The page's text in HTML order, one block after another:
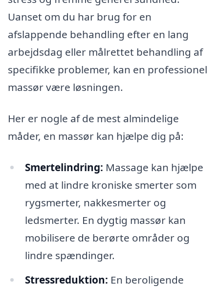
Uanset om du har brug for en
afslappende behandling efter en lang
arbejdsdag eller målrettet behandling af
specifikke problemer, kan en professionel
massør være løsningen.
Her er nogle af de mest almindelige
måder, en massør kan hjælpe dig på:
Smertelindring: Massage kan hjælpe
med at lindre kroniske smerter som
rygsmerter, nakkesmerter og
ledsmerter. En dygtig massør kan
mobilisere de berørte områder og
lindre spændinger.
Stressreduktion: En beroligende